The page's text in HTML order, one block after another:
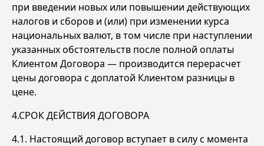
при введении новых или повышении действующих
налогов и сборов и (или) при изменении курса
национальных валют, в том числе при наступлении
указанных обстоятельств после полной оплаты
Клиентом Договора — производится перерасчет
цены договора с доплатой Клиентом разницы в
цене.
4.СРОК ДЕЙСТВИЯ ДОГОВОРА
4.1. Настоящий договор вступает в силу с момента